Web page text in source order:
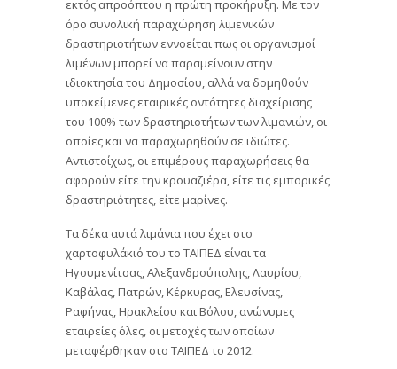
εκτός απροόπτου η πρώτη προκήρυξη. Με τον
όρο συνολική παραχώρηση λιμενικών
δραστηριοτήτων εννοείται πως οι οργανισμοί
λιμένων μπορεί να παραμείνουν στην
ιδιοκτησία του Δημοσίου, αλλά να δομηθούν
υποκείμενες εταιρικές οντότητες διαχείρισης
του 100% των δραστηριοτήτων των λιμανιών, οι
οποίες και να παραχωρηθούν σε ιδιώτες.
Αντιστοίχως, οι επιμέρους παραχωρήσεις θα
αφορούν είτε την κρουαζιέρα, είτε τις εμπορικές
δραστηριότητες, είτε μαρίνες.
Τα δέκα αυτά λιμάνια που έχει στο
χαρτοφυλάκιό του το ΤΑΙΠΕΔ είναι τα
Ηγουμενίτσας, Αλεξανδρούπολης, Λαυρίου,
Καβάλας, Πατρών, Κέρκυρας, Ελευσίνας,
Ραφήνας, Ηρακλείου και Βόλου, ανώνυμες
εταιρείες όλες, οι μετοχές των οποίων
μεταφέρθηκαν στο ΤΑΙΠΕΔ το 2012.